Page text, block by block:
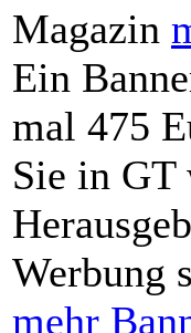
Magazin
Ein
mal 475
Sie in GT
Werbung
mehr